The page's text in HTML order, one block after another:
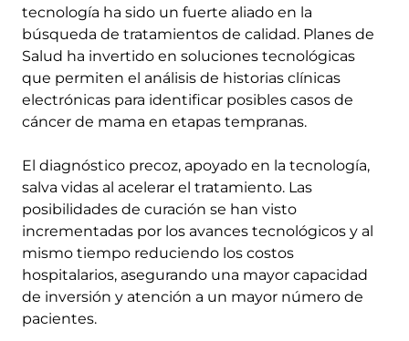
tecnología ha sido un fuerte aliado en la
búsqueda de tratamientos de calidad. Planes de
Salud ha invertido en soluciones tecnológicas
que permiten el análisis de historias clínicas
electrónicas para identificar posibles casos de
cáncer de mama en etapas tempranas.
El diagnóstico precoz, apoyado en la tecnología,
salva vidas al acelerar el tratamiento. Las
posibilidades de curación se han visto
incrementadas por los avances tecnológicos y al
mismo tiempo reduciendo los costos
hospitalarios, asegurando una mayor capacidad
de inversión y atención a un mayor número de
pacientes.